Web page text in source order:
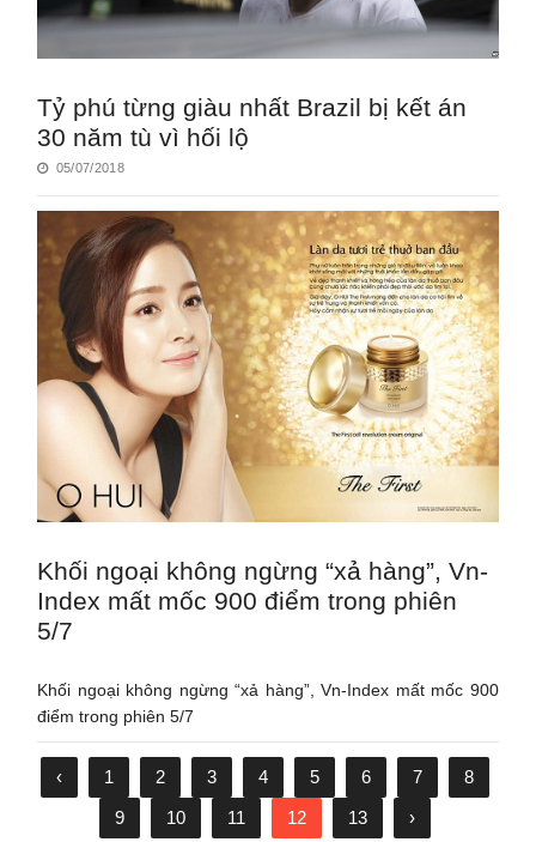
Tỷ phú từng giàu nhất Brazil bị kết án
30 năm tù vì hối lộ
05/07/2018
Khối ngoại không ngừng “xả hàng”, Vn-
Index mất mốc 900 điểm trong phiên
5/7
Khối ngoại không ngừng “xả hàng”, Vn-Index mất mốc 900
điểm trong phiên 5/7
‹ 1 2 3 4 5 6 7
8
9
10 11 12 13 ›